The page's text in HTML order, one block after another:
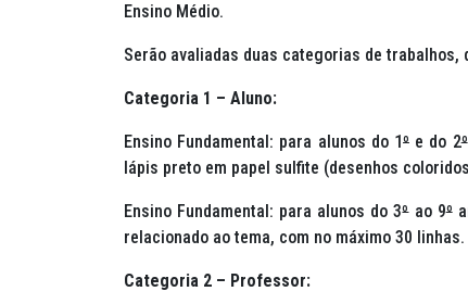
Ensino Médio.
Serão avaliadas duas categorias de trabalhos,
Categoria 1 – Aluno:
Ensino Fundamental: para alunos do 1º e do 2º
lápis preto em papel sulfite (desenhos
Ensino Fundamental: para alunos do 3ºao 9º
relacionado ao tema, com no máximo 30 linhas.
Categoria 2 – Professor: